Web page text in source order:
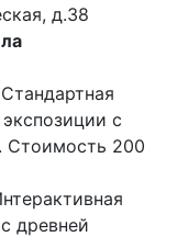
д.38
с
Стоимость 200
древней